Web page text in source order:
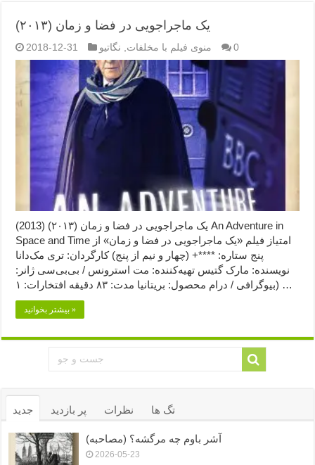
یک ماجراجویی در فضا و زمان (۲۰۱۳)
2018-12-31 منوی فیلم با مخلفات نگاتیو 0
یک ماجراجویی در فضا و زمان (۲۰۱۳) (2013) An Adventure in
Space and Time امتیاز فیلم «یک ماجراجویی در فضا و زمان» از
پنج ستاره: ****+ (چهار و نیم از پنج) کارگردان: تری مک‌دانا
نویسنده: مارک گتیس تهیه‌کننده: مت استرونس / بی‌بی‌سی ژانر:
بیوگرافی / درام محصول: بریتانیا مدت: ۸۳ دقیقه افتخارات: ۱) …
بیشتر بخوانید »
جدید پر بازدید نظرات تگ ها
آشر باوم چه مرگشه؟ (مصاحبه)
2026-05-23